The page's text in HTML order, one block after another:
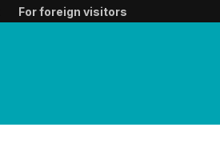
For foreign visitors